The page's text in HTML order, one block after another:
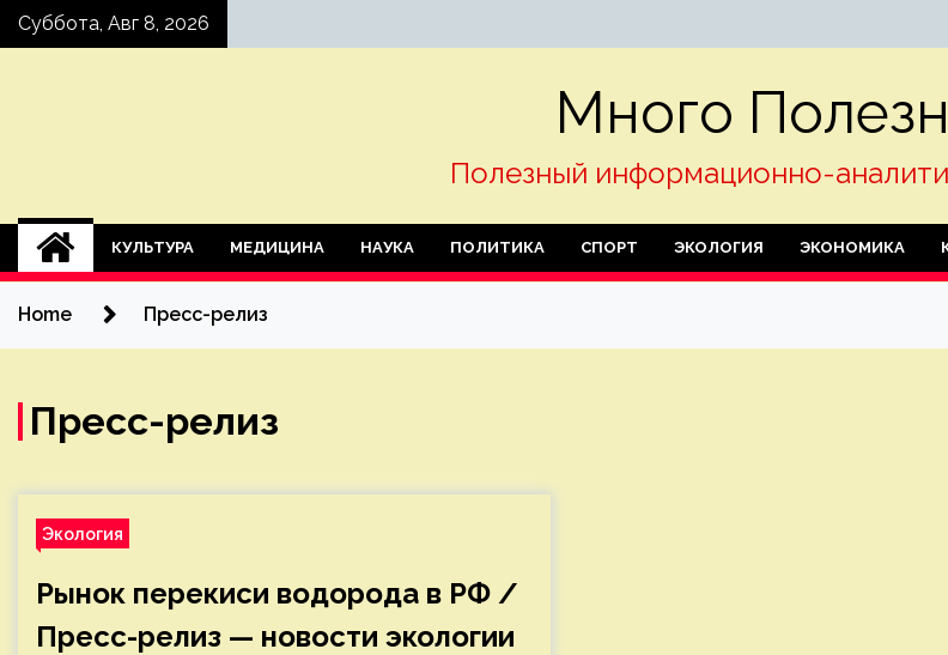
SkipСуббота, Авг 8, 2026
Много
Полезный информационно-
КУЛЬТУРА МЕДИЦИНА НАУКА ПОЛИТИКА СПОРТ ЭКОЛОГИЯ ЭКОНОМИКА
Home Пресс-релиз
Пресс-релиз
Экология
Рынок перекиси водорода в РФ /
Пресс-релиз — новости экологии